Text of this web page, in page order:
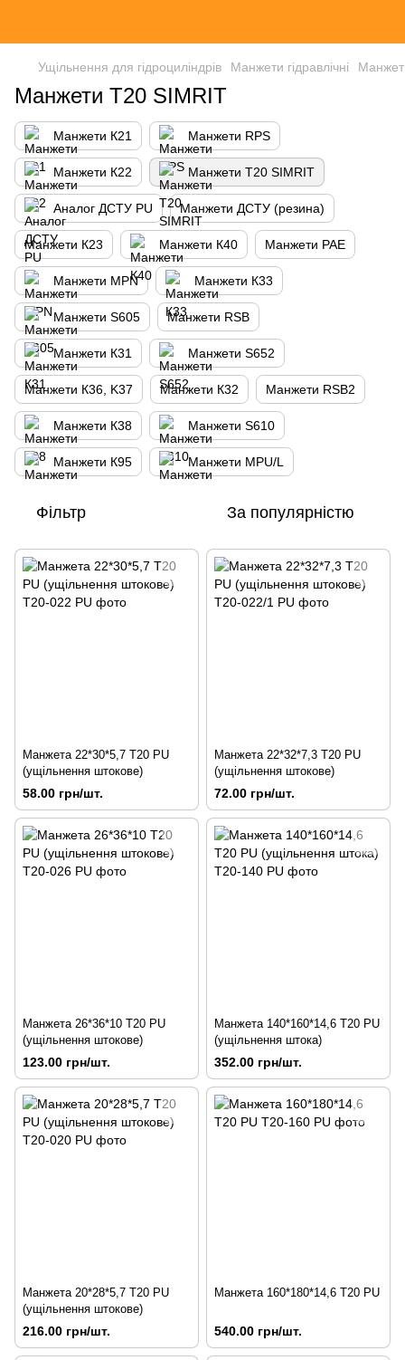
Ущільнення для гідроциліндрів Манжети гідравлічні
Манжети Т20 SIMRIT
Манжети К21 Манжети RPS
Манжети К22 Манжети Т20 SIMRIT
Аналог ДСТУ PU Манжети ДСТУ (резина)
Манжети К23 Манжети К40 Манжети PAE
Манжети MPN Манжети К33
Манжети S605 Манжети RSB
Манжети К31 Манжети S652
Манжети К36, K37 Манжети К32 Манжети RSB2
Манжети К38 Манжети S610
Манжети К95 Манжети MPU/L
Фільтр За популярністю
Манжета 22*30*5,7 Т20 PU
(ущільнення штокове)
58.00 грн/шт.
Манжета 22*32*7,3 Т20 PU
(ущільнення штокове)
72.00 грн/шт.
Манжета 26*36*10 Т20 PU
(ущільнення штокове)
123.00 грн/шт.
Манжета 140*160*14,6 Т20 PU
(ущільнення штока)
352.00 грн/шт.
Манжета 20*28*5,7 Т20 PU
(ущільнення штокове)
216.00 грн/шт.
Манжета 160*180*14,6 T20 PU
540.00 грн/шт.